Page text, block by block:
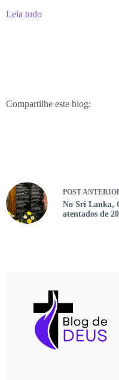
Leia tudo
Compartilhe este blog:
POST
No Sri Lanka,
atentados de